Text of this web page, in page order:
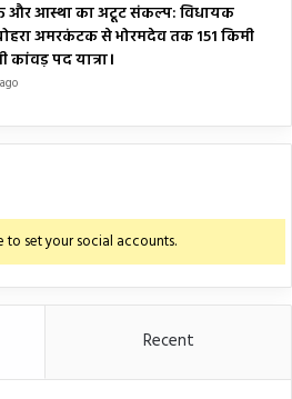
और आस्था का अटूट संकल्प: विधायक
अमरकंटक से भोरमदेव तक 151 किमी
कांवड़ पद यात्रा।
set your social accounts.
Recent